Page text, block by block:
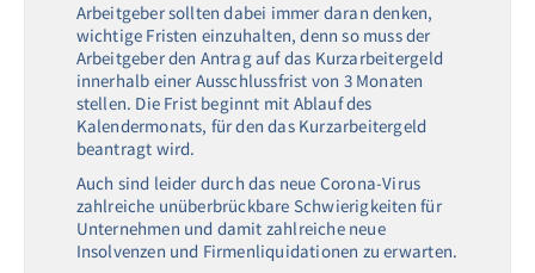
Arbeitgeber sollten dabei immer daran denken,
wichtige Fristen einzuhalten, denn so muss der
Arbeitgeber den Antrag auf das Kurzarbeitergeld
innerhalb einer Ausschlussfrist von 3 Monaten
stellen. Die Frist beginnt mit Ablauf des
Kalendermonats, für den das Kurzarbeitergeld
beantragt wird.
Auch sind leider durch das neue Corona-Virus
zahlreiche unüberbrückbare Schwierigkeiten für
Unternehmen und damit zahlreiche neue
Insolvenzen und Firmenliquidationen zu erwarten.